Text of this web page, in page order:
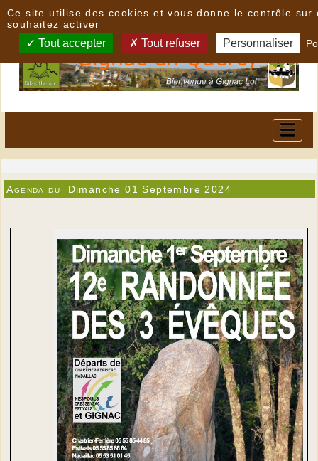
Agenda du Dimanche 01 Septembre 2024
Ce site utilise des cookies et vous donne le contrôle sur
souhaitez activer
Tout accepter Tout refuser Personnaliser